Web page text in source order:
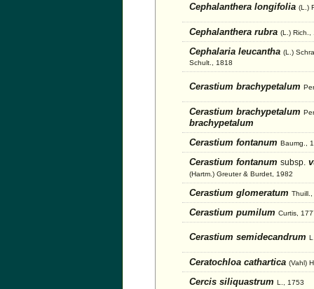
Cephalanthera longifolia (L.)
Cephalanthera rubra (L.) Rich.,
Cephalaria leucantha (L.)
Schult., 1818
Cerastium brachypetalum
Cerastium brachypetalum
brachypetalum
Cerastium fontanum Baumg.,
Cerastium fontanum subsp.
(Hartm.) Greuter & Burdet, 1982
Cerastium glomeratum
Cerastium pumilum Curtis,
Cerastium semidecandrum
Ceratochloa cathartica (Vahl)
Cercis siliquastrum L., 1753